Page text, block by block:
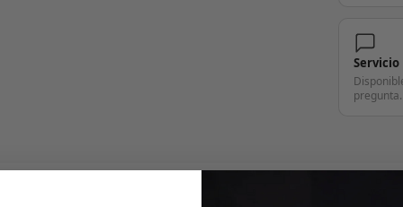
Servicio
pregunta.